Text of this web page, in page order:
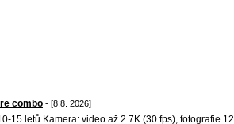
combo - [8.8. 2026]
15 letů Kamera: video až 2.7K (30 fps), fotografie 12